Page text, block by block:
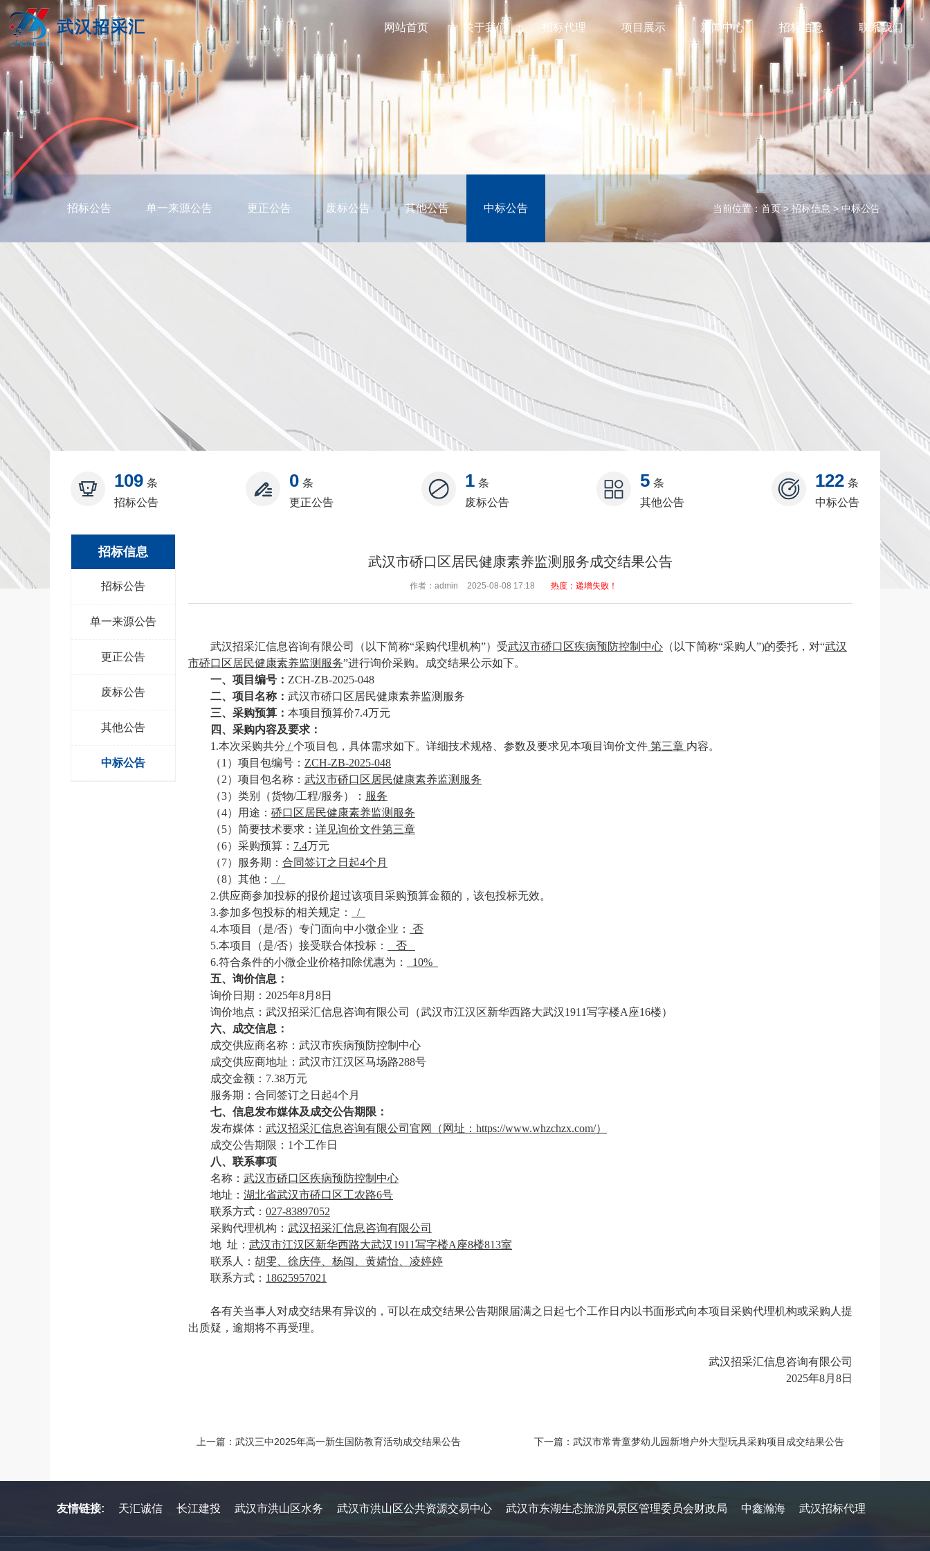
武汉招采汇 网站首页 关于我们 招标代理 项目展示 新闻中心 招标信息 联系我们
招标公告 单一来源公告 更正公告 废标公告 其他公告 中标公告 当前位置： 首页>招标信息 > 中标公告
109 条
招标公告
0 条
更正公告
1 条
废标公告
5 条
其他公告
122 条
中标公告
招标信息
招标公告
单一来源公告
更正公告
废标公告
其他公告
中标公告
武汉市硚口区居民健康素养监测服务成交结果公告
作者：admin 2025-08-08 17:18 热度：递增失败！
武汉招采汇信息咨询有限公司 （以下简称“采购代理机构”）受武汉市硚口区疾病预防控制中心 （以下简称“采购人”)的委托，对“武汉
市硚口区居民健康素养监测服务”进行询价采购。 成交结果公示如下。
一、项目编号： ZCH-ZB-2025-048
二、项目名称： 武汉市硚口区居民健康素养监测服务
三、采购预算： 本项目预算价7.4万元
四、采购内容及要求：
1.本次采购共分 / 个项目包，具体需求如下。详细技术规格、参数及要求见本项目询价文件 第三章 内容。
（1）项目包编号： ZCH-ZB-2025-048
（2）项目包名称： 武汉市硚口区居民健康素养监测服务
（3）类别（货物/工程/服务）： 服务
（4）用途： 硚口区居民健康素养监测服务
（5）简要技术要求： 详见询价文件第三章
（6）采购预算： 7.4万元
（7） 服务期 ： 合同签订之日起4个月
（8）其他：
/
2.供应商参加投标的报价超过该项目 采购预算金额的， 该包投标无效。
3.参加多包投标的相关规定：
/
4.本项目（是/否）专门面向中小微企业：
否
5.本项目（是/否）接受联合体投标：
否
6.符合条件的小微企业价格扣除优惠为：
10%
五、 询价信息：
询价 日期： 2025年8月 8日
询价地点： 武汉招采汇信息咨询有限公司 （武汉市江汉区新华西路大武汉1911写字楼A座16楼）
六、成交信息：
成交供应商名称： 武汉市疾病预防控制中心
成交供应商地址：武汉市江汉区马场路288号
成交金额： 7.38万元
服务期：合同签订之日起4个月
七、信息发布媒体及成交公告期限：
发布媒体： 武汉招采汇信息咨询有限公司官网（网址： https://www.whzchzx.com/）
成交公告期限： 1个工作日
八、联系事项
名称： 武汉市硚口区疾病预防控制中心
地址： 湖北省武汉市硚口区工农路6号
联系方式： 027-83897052
采购代理机构： 武汉招采汇信息咨询有限公司
地 址： 武汉市江汉区新华西路大武汉1911写字楼A座8楼813室
联系人： 胡雯、徐庆停、杨闯、黄婧怡、凌婷婷
联系方式： 18625957021
各有关当事人对成交结果有异议的，可以在成交结果公告期限届满之日起七个工作日内以书面形式向本项目采购代理机构或采购人提
出质疑，逾期将不再受理。
武汉招采汇信息咨询有限公司
2025年8月 8日
上一篇：武汉三中2025年高一新生国防教育活动成交结果公告 下一篇：武汉市常青童梦幼儿园新增户外大型玩具采购项目成交结果公告
友情链接: 天汇诚信 长江建投 武汉市洪山区水务 武汉市洪山区公共资源交易中心 武汉市东湖生态旅游风景区管理委员会财政局 中鑫瀚海 武汉招标代理